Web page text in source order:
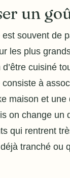
un
souvent de
les plus
d’être cuisiné
à
maison et
on change un
qui rentrent
tranché ou